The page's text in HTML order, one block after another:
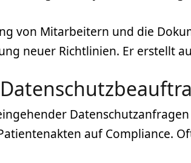
von Mitarbeitern und die
neuer Richtlinien. Er erstellt
auf Compliance.